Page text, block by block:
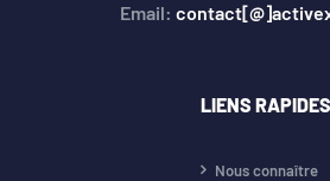
Email:
LIENS RAPIDES
Nous connaître